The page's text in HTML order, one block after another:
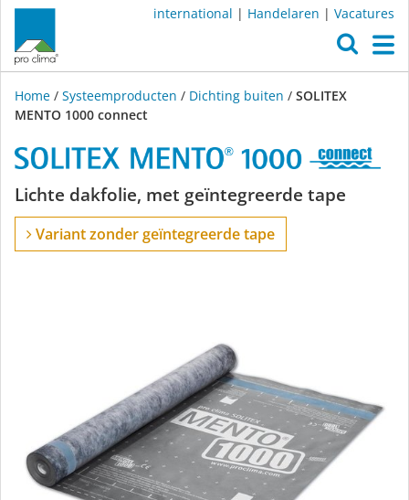
international | Handelaren | Vacatures
Home / Systeemproducten / Dichting buiten / SOLITEX
MENTO 1000 connect
SOLITEX
MENTO
Lichte dakfolie, met geïntegreerde tape
Variant zonder geïntegreerde tape